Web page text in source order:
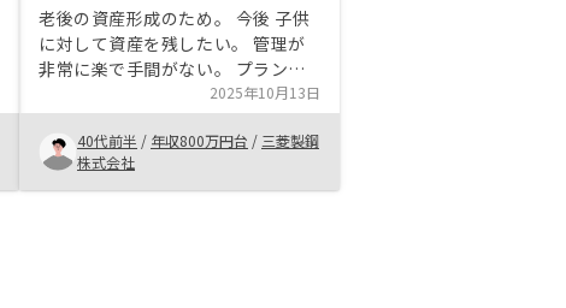
老後の資産形成のため。 今後 子供
に対して資産を残したい。 管理が
非常に楽で手間がない。 プランが
たくさんあって選べる物件もたくさ
んある。 現金を持っていても減る
一方なので今後の資産形成において
非常に良いと感じた。
2025年10月13日
40代前半 / 年収800万円台 / 三菱製鋼
株式会社